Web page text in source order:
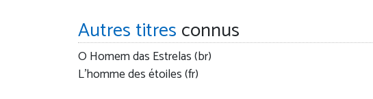
Autres titresconnus
O Homem das Estrelas (br)
L'homme des étoiles (fr)